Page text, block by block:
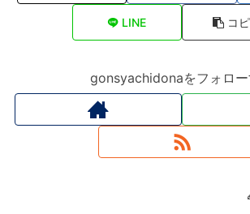
LINE コ
gonsyachidonaをフォロー